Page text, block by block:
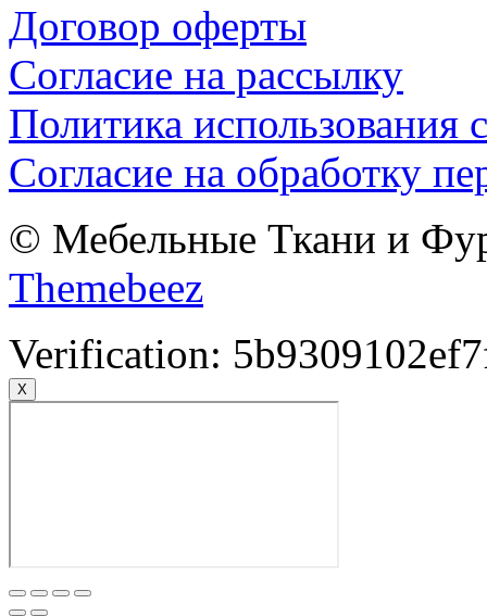
Договор оферты
Согласие на рассылку
Политика использования
Согласие на обработку
© Мебельные Ткани и
Themebeez
Verification:
X